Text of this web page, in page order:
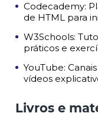
Codecademy:
de HTML para
W3Schools:
práticos e
YouTube:
vídeos
Livros e